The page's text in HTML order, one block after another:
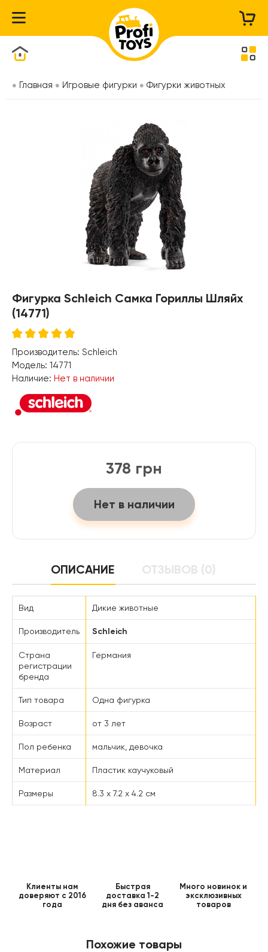
Главная Игровые фигурки Фигурки животных
Фигурка Schleich Самка Гориллы Шляйх
(14771)
Производитель: Schleich
Модель: 14771
Наличие: Нет в наличии
378 грн
Нет в наличии
ОПИСАНИЕ ОТЗЫВОВ (0)
Вид Дикие животные
Производитель Schleich
Страна
регистрации
бренда
Германия
Тип товара Одна фигурка
Возраст от 3 лет
Пол ребенка мальчик, девочка
Материал Пластик каучуковый
Размеры 8.3 x 7.2 x 4.2 см
Клиенты нам
доверяют с 2016
года
Быстрая
доставка 1-2
дня без аванса
Много новинок и
эксклюзивных
товаров
Похожие товары
Каталог товаров